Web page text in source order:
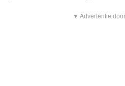
▼ Advertentie